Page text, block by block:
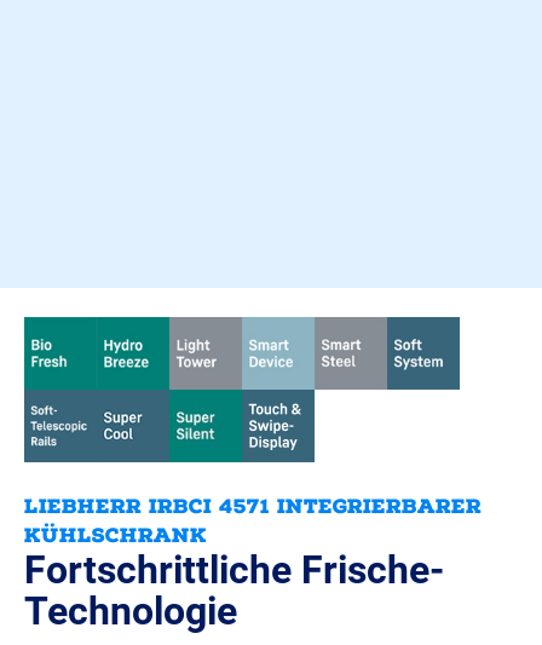
LIEBHERR IRBCI 4571 INTEGRIERBARER
KÜHLSCHRANK
Fortschrittliche Frische-
Technologie